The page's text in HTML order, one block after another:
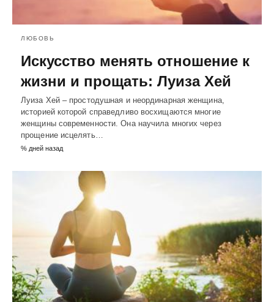
ЛЮБОВЬ
Искусство менять отношение к
жизни и прощать: Луиза Хей
Луиза Хей – простодушная и неординарная женщина,
историей которой справедливо восхищаются многие
женщины современности. Она научила многих через
прощение исцелять…
% дней назад